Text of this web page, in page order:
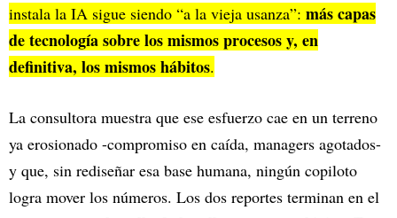
instala la IA sigue siendo “a la vieja usanza”: más capas
de tecnología sobre los mismos procesos y, en
definitiva, los mismos hábitos.
La consultora muestra que ese esfuerzo cae en un terreno
ya erosionado -compromiso en caída, managers agotados-
y que, sin rediseñar esa base humana, ningún copiloto
logra mover los números. Los dos reportes terminan en el